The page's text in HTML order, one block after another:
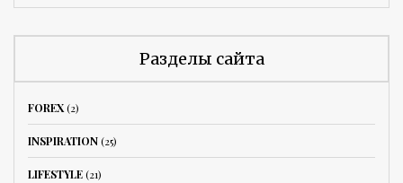
Разделы сайта
FOREX(2)
INSPIRATION(25)
LIFESTYLE(21)